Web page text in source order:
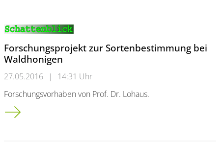
Forschungsprojekt zur Sortenbestimmung bei
Waldhonigen
27.05.2016 |
14:31 Uhr
Forschungsvorhaben von Prof. Dr. Lohaus.
Forschungsprojekt zur Sortenbestimmung bei Waldhonigen